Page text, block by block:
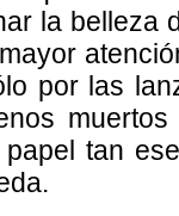
la belleza
por las
papel tan